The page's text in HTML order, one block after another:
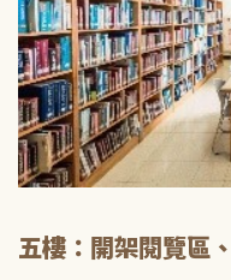
五樓：開架閱覽區